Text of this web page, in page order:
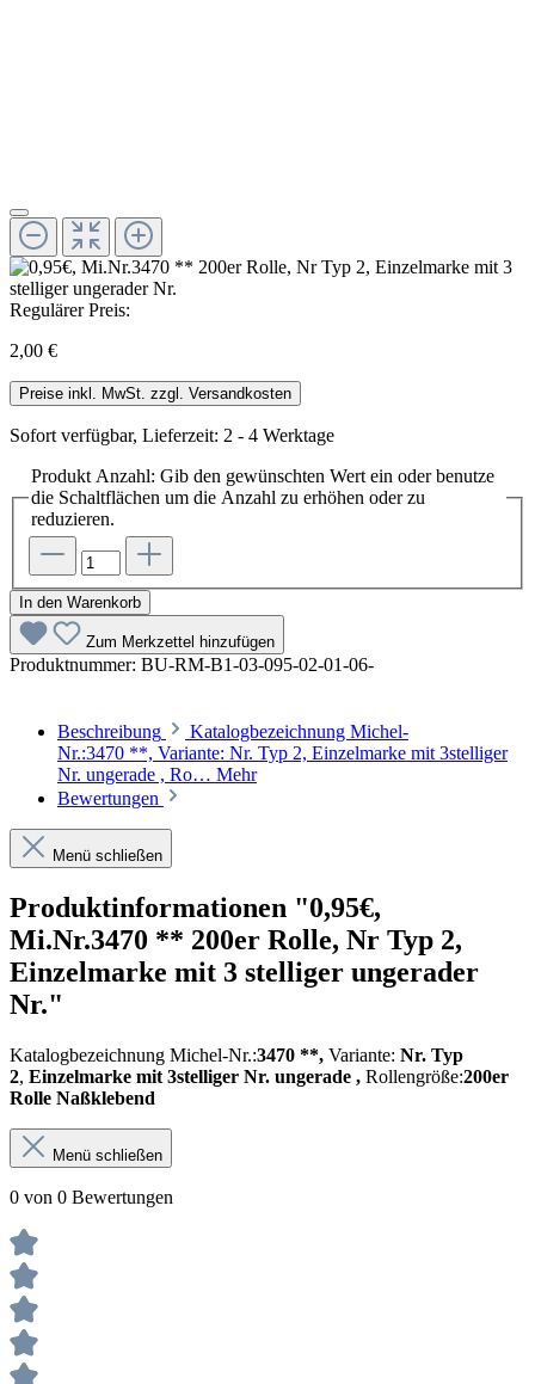
Regulärer Preis:
2,00 €
Preise inkl. MwSt. zzgl. Versandkosten
Sofort verfügbar, Lieferzeit: 2 - 4 Werktage
Produkt Anzahl: Gib den gewünschten Wert ein oder benutze
die Schaltflächen um die Anzahl zu erhöhen oder zu
reduzieren.
In den Warenkorb
Zum Merkzettel hinzufügen
Produktnummer: BU-RM-B1-03-095-02-01-06-
Beschreibung
Katalogbezeichnung Michel-
Nr.:3470 **, Variante: Nr. Typ 2, Einzelmarke mit 3stelliger
Nr. ungerade , Ro… Mehr
Bewertungen
Menü schließen
Produktinformationen "0,95€,
Mi.Nr.3470 ** 200er Rolle, Nr Typ 2,
Einzelmarke mit 3 stelliger ungerader
Nr."
Katalogbezeichnung Michel-Nr.:3470 **, Variante: Nr. Typ
2, Einzelmarke mit 3stelliger Nr. ungerade , Rollengröße:200er
Rolle Naßklebend
Menü schließen
0 von 0 Bewertungen